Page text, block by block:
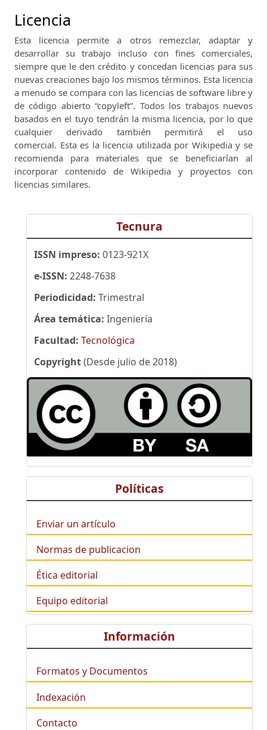
Licencia
Esta licencia permite a otros remezclar, adaptar y
desarrollar su trabajo incluso con fines comerciales,
siempre que le den crédito y concedan licencias para sus
nuevas creaciones bajo los mismos términos. Esta licencia
a menudo se compara con las licencias de software libre y
de código abierto “copyleft”. Todos los trabajos nuevos
basados ​​en el tuyo tendrán la misma licencia, por lo que
cualquier derivado también permitirá el uso
comercial. Esta es la licencia utilizada por Wikipedia y se
recomienda para materiales que se beneficiarían al
incorporar contenido de Wikipedia y proyectos con
licencias similares.
Tecnura
ISSN impreso: 0123-921X
e-ISSN: 2248-7638
Periodicidad: Trimestral
Área temática: Ingeniería
Facultad: Tecnológica
Copyright(Desde julio de 2018)
Políticas
Enviar un artículo
Normas de publicacion
Ética editorial
Equipo editorial
Información
Formatos y Documentos
Indexación
Contacto